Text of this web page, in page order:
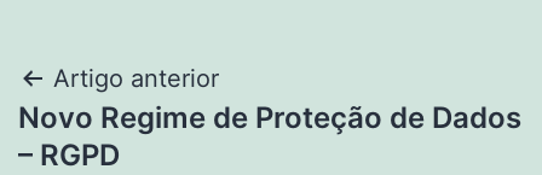
Navegação
de
Artigo anterior
Novo Regime de Proteção de Dados
– RGPD